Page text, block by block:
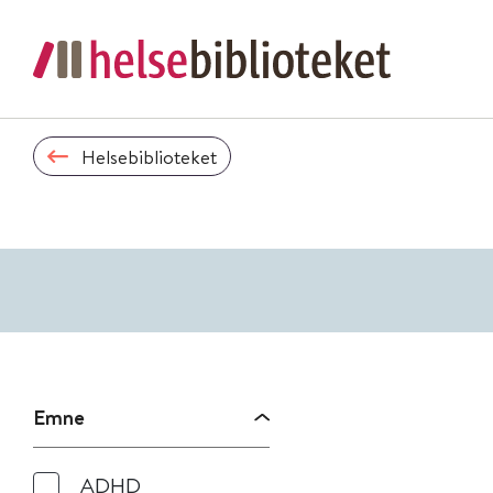
Helsebiblioteket
Emne
ADHD